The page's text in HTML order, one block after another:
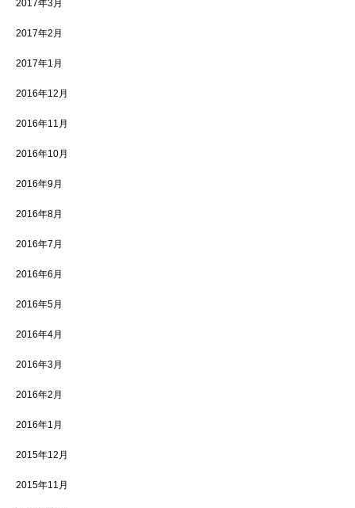
2017年3月
2017年2月
2017年1月
2016年12月
2016年11月
2016年10月
2016年9月
2016年8月
2016年7月
2016年6月
2016年5月
2016年4月
2016年3月
2016年2月
2016年1月
2015年12月
2015年11月